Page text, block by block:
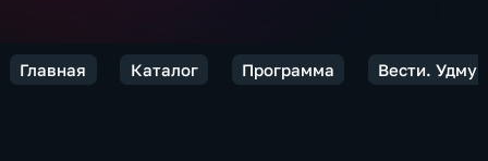
Главная Каталог Программа Вести.